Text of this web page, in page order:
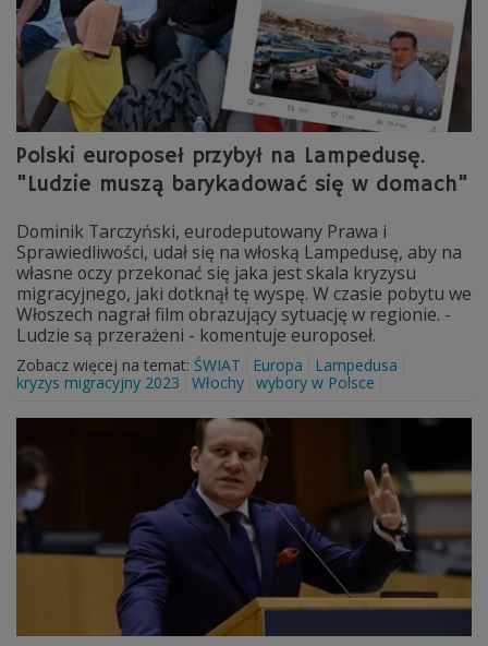
Polski europoseł przybył na Lampedusę.
"Ludzie muszą barykadować się w domach"
Dominik Tarczyński, eurodeputowany Prawa i
Sprawiedliwości, udał się na włoską Lampedusę, aby na
własne oczy przekonać się jaka jest skala kryzysu
migracyjnego, jaki dotknął tę wyspę. W czasie pobytu we
Włoszech nagrał film obrazujący sytuację w regionie. -
Ludzie są przerażeni - komentuje europoseł.
Zobacz więcej na temat: ŚWIAT Europa
Lampedusa
kryzys migracyjny 2023
Włochy wybory w Polsce